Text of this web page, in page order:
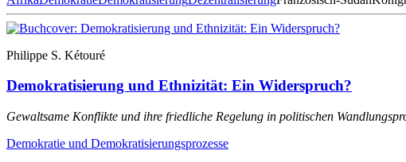
Philippe S. Kétouré
Demokratisierung und Ethnizität: Ein Widerspruch?
Gewaltsame Konflikte und ihre friedliche Regelung in politischen
Demokratie und Demokratisierungsprozesse